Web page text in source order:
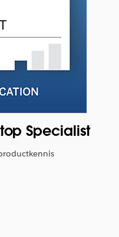
Specialist